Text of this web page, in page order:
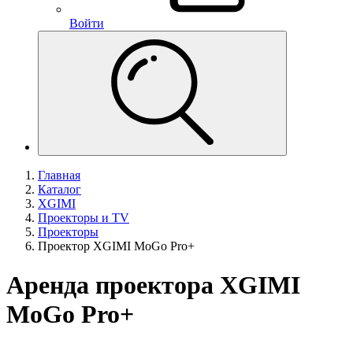
Войти
Главная
Каталог
XGIMI
Проекторы и TV
Проекторы
Проектор XGIMI MoGo Pro+
Аренда проектора XGIMI
MoGo Pro+